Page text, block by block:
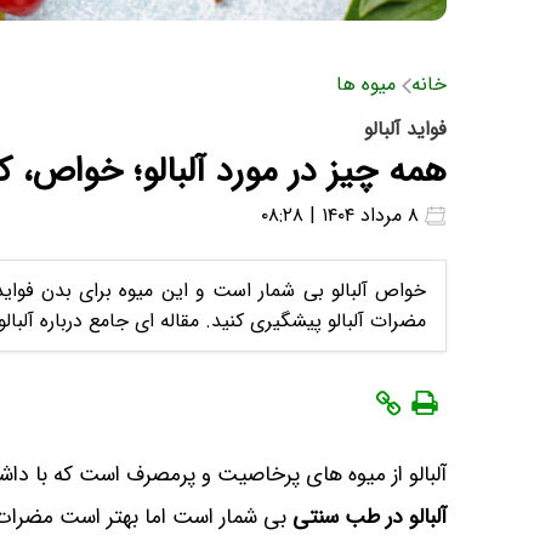
خانه میوه ها
فواید آلبالو
همه چیز در مورد آلبالو؛
خواص آلبالو بی شمار است و این میوه برای بدن
مضرات آلبالو پیشگیری کنید. مقاله ای جامع درباره
آلبالو از میوه های پرخاصیت و پرمصرف است که با
آلبالو در طب سنتی بی شمار است اما بهتر است مضرات